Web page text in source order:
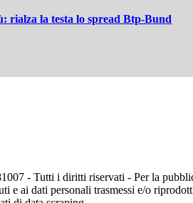
rialza la testa lo spread Btp-Bund
- Tutti i diritti riservati - Per la
e ai dati personali trasmessi e/o